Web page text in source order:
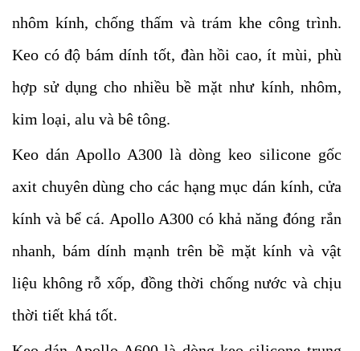
nhôm kính, chống thấm và trám khe công trình.
Keo có độ bám dính tốt, đàn hồi cao, ít mùi, phù
hợp sử dụng cho nhiều bề mặt như kính, nhôm,
kim loại, alu và bê tông.
Keo dán Apollo A300 là dòng keo silicone gốc
axit chuyên dùng cho các hạng mục dán kính, cửa
kính và bể cá. Apollo A300 có khả năng đóng rắn
nhanh, bám dính mạnh trên bề mặt kính và vật
liệu không rỗ xốp, đồng thời chống nước và chịu
thời tiết khá tốt.